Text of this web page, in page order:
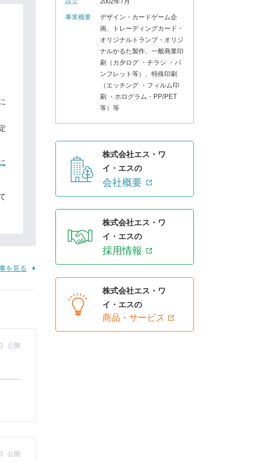
を見る
公開
公開
事業概要
デザイン・カードゲーム企
画、トレーディングカード・
オリジナルトランプ・オリジ
ナルかるた製作、一般商業印
刷（カ夕ログ ・チラシ ・パ
ンフレット等）、特殊印刷
（エッチング ・フィルム印
刷 ・ホログラム・PP/PET
等）等
株式会社エス・ワ
イ・エスの
会社概要
株式会社エス・ワ
イ・エスの
採用情報
株式会社エス・ワ
イ・エスの
商品・サービス